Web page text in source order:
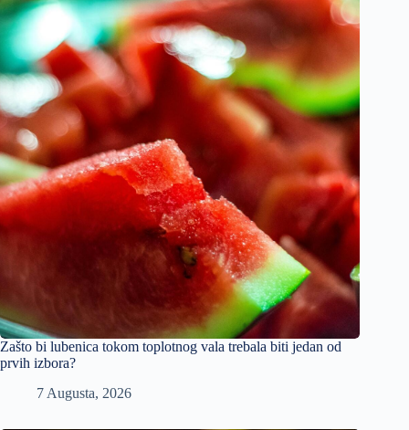
Zašto bi lubenica tokom toplotnog vala trebala biti jedan od
prvih izbora?
7 Augusta, 2026